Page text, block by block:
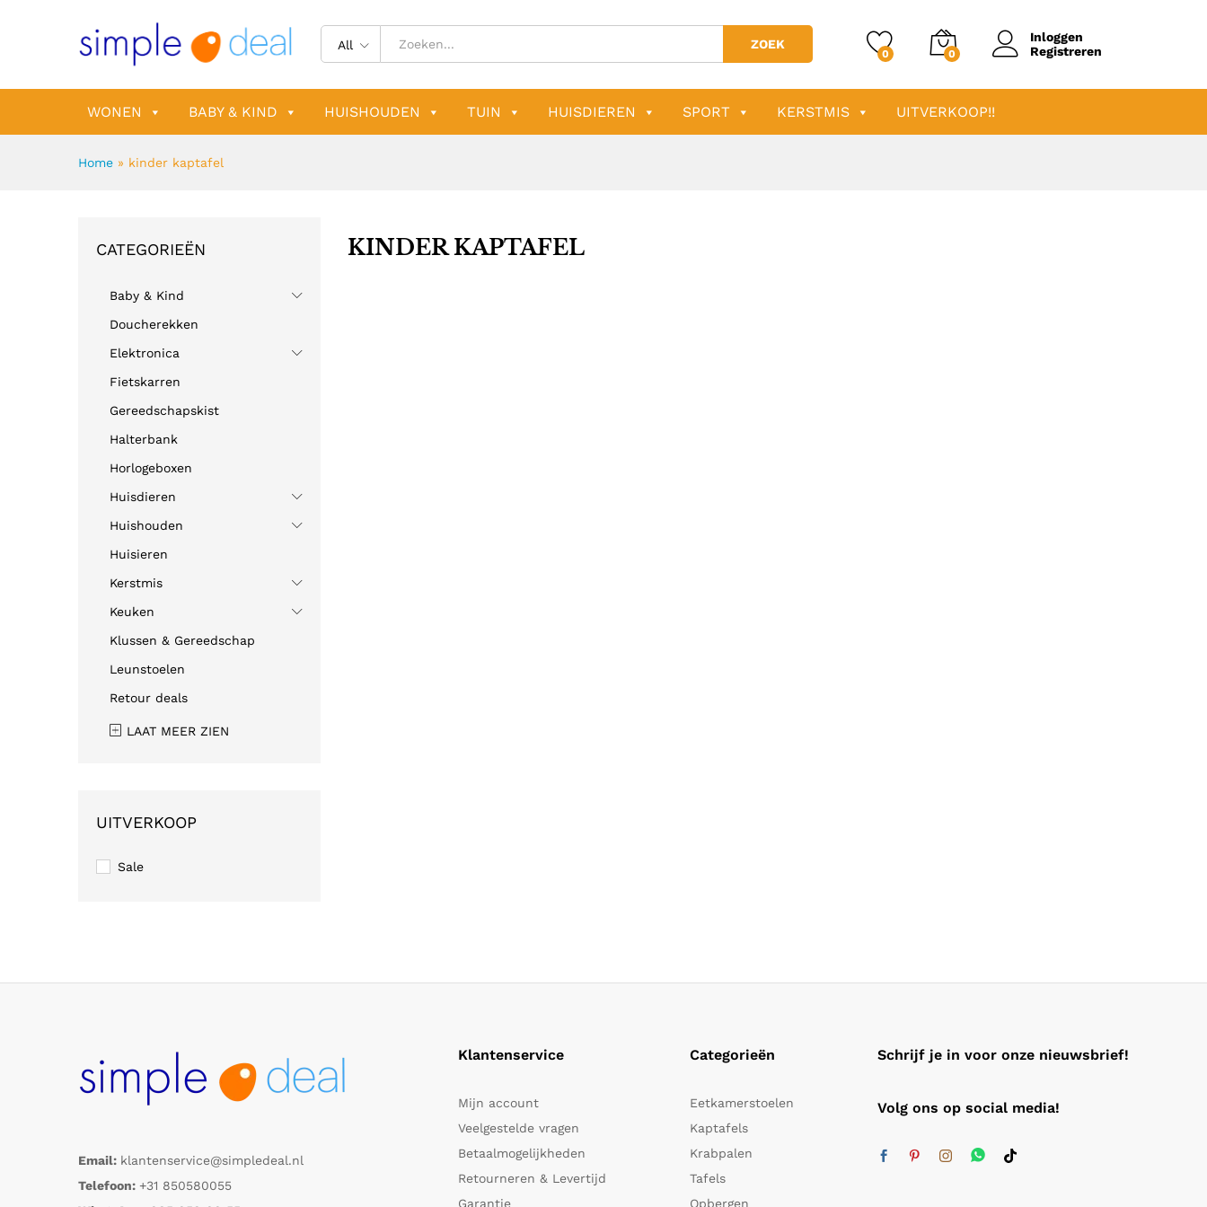
All ZOEK
0 0
Inloggen
Registreren
WONEN BABY & KIND HUISHOUDEN TUIN HUISDIEREN SPORT KERSTMIS UITVERKOOP!!
Home » kinder kaptafel
KINDER KAPTAFEL
CATEGORIEËN
Baby & Kind
Doucherekken
Elektronica
Fietskarren
Gereedschapskist
Halterbank
Horlogeboxen
Huisdieren
Huishouden
Huisieren
Kerstmis
Keuken
Klussen & Gereedschap
Leunstoelen
Retour deals
LAAT MEER ZIEN
UITVERKOOP
Sale
Email: klantenservice@simpledeal.nl
Telefoon: +31 850580055
Klantenservice
Mijn account
Veelgestelde vragen
Betaalmogelijkheden
Retourneren & Levertijd
Garantie
Categorieën
Eetkamerstoelen
Kaptafels
Krabpalen
Tafels
Opbergen
Schrijf je in voor onze nieuwsbrief!
Volg ons op social media!